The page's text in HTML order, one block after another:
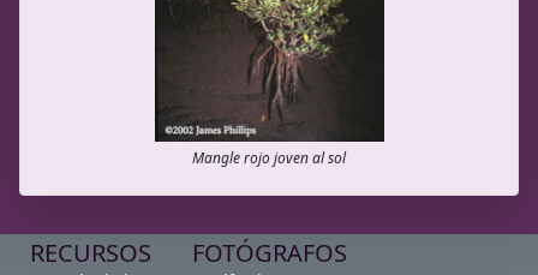
Mangle rojo joven al sol
RECURSOS FOTÓGRAFOS